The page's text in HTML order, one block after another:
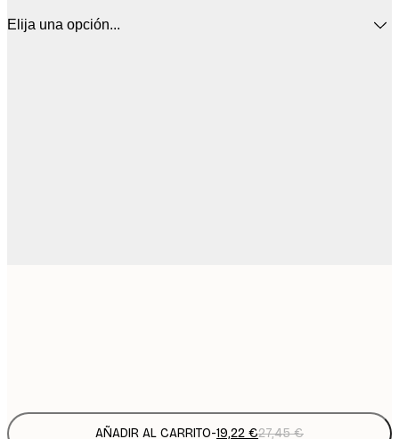
Elija una opción...
AÑADIR AL CARRITO-19,22 €27,45 €